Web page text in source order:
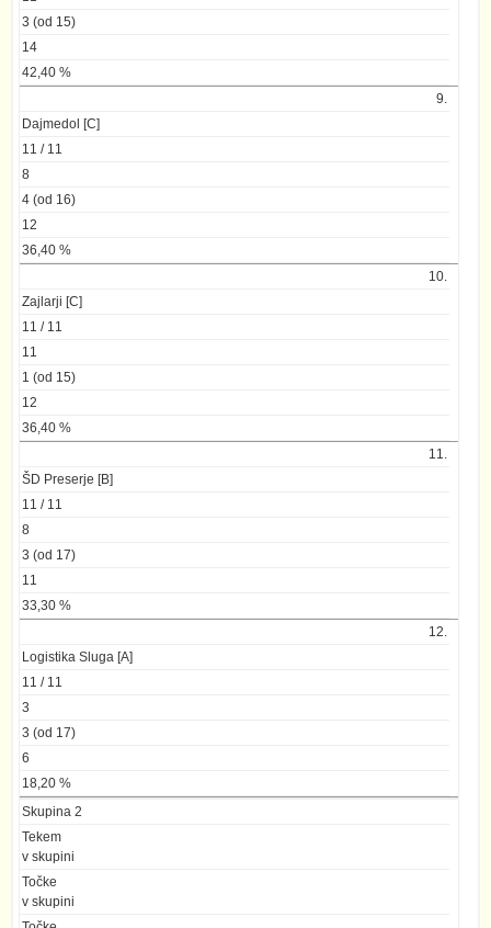
3 (od 15)
14
42,40 %
9.
Dajmedol [C]
11 / 11
8
4 (od 16)
12
36,40 %
10.
Zajlarji [C]
11 / 11
11
1 (od 15)
12
36,40 %
11.
ŠD Preserje [B]
11 / 11
8
3 (od 17)
11
33,30 %
12.
Logistika Sluga [A]
11 / 11
3
3 (od 17)
6
18,20 %
Skupina 2
Tekem
v skupini
Točke
v skupini